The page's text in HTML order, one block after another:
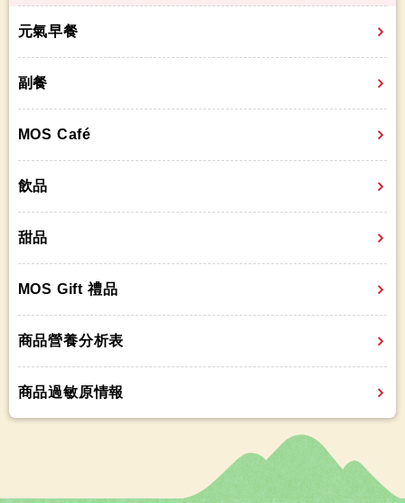
元氣早餐
副餐
MOS Café
飲品
甜品
MOS Gift 禮品
商品營養分析表
商品過敏原情報